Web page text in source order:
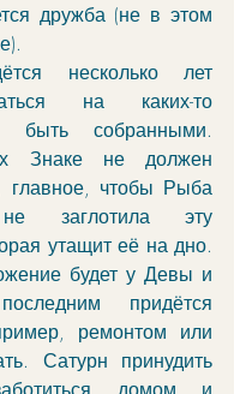
дружба (не в этом
несколько лет
на каких-то
быть собранными.
Знаке не должен
главное, чтобы Рыба
заглотила эту
утащит её на дно.
будет у Девы и
придётся
ремонтом или
Сатурн принудить